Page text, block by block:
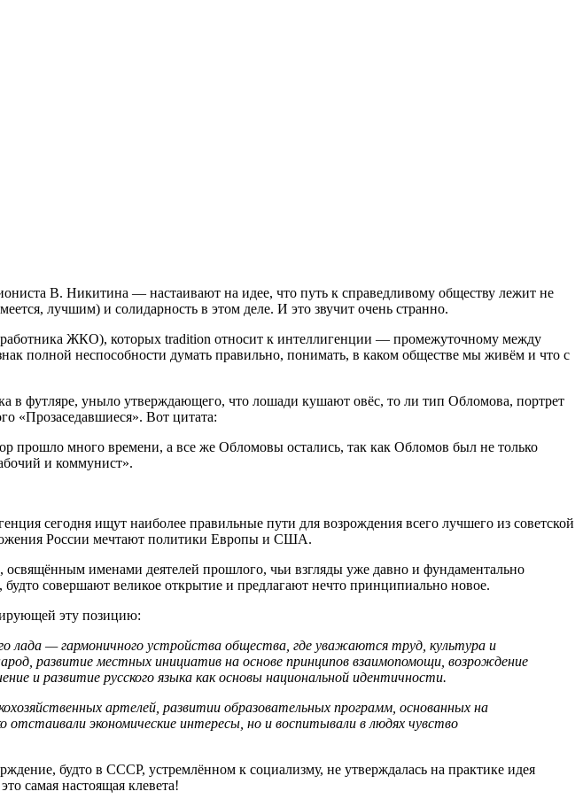
В. Никитина — настаивают на идее, что путь к справедливому обществу лежит не
лучшим) и солидарность в этом деле. И это звучит очень странно.
ЖКО), которых tradition относит к интеллигенции — промежуточному между
полной неспособности думать правильно, понимать, в каком обществе мы живём и что с
в футляре, уныло утверждающего, что лошади кушают овёс, то ли тип Обломова, портрет
«Прозаседавшиеся». Вот цитата:
много времени, а все же Обломовы остались, так как Обломов был не только
и коммунист».
сегодня ищут наиболее правильные пути для возрождения всего лучшего из советской
России мечтают политики Европы и США.
именами деятелей прошлого, чьи взгляды уже давно и фундаментально
совершают великое открытие и предлагают нечто принципиально новое.
эту позицию:
лада — гармоничного устройства общества, где уважаются труд, культура и
развитие местных инициатив на основе принципов взаимопомощи, возрождение
и развитие русского языка как основы национальной идентичности.
артелей, развитии образовательных программ, основанных на
экономические интересы, но и воспитывали в людях чувство
будто в СССР, устремлённом к социализму, не утверждалась на практике идея
самая настоящая клевета!